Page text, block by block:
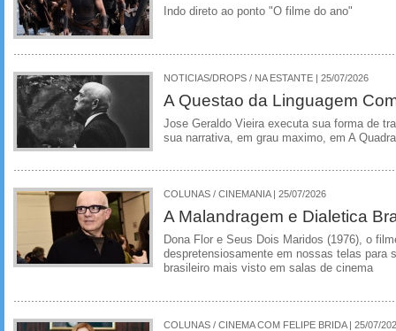
Indo direto ao ponto "O filme do ano"
NOTICIAS/DROPS / NA ESTANTE | 25/07/2026
A Questao da Linguagem
Jose Geraldo Vieira executa sua forma de
sua narrativa, em grau maximo, em A
COLUNAS / CINEMANIA | 25/07/2026
A Malandragem e Dialetica
Dona Flor e Seus Dois Maridos (1976), o
despretensiosamente em nossas telas para
brasileiro mais visto em salas de cinema
COLUNAS / CINEMA COM FELIPE BRIDA | 25/07/